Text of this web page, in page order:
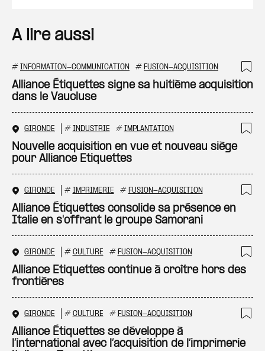
A lire aussi
# INFORMATION-COMMUNICATION # FUSION-ACQUISITION
Alliance Étiquettes signe sa huitième acquisition
dans le Vaucluse
GIRONDE # INDUSTRIE # IMPLANTATION
Nouvelle acquisition en vue et nouveau siège
pour Alliance Etiquettes
GIRONDE # IMPRIMERIE # FUSION-ACQUISITION
Alliance Étiquettes consolide sa présence en
Italie en s'offrant le groupe Samorani
GIRONDE # CULTURE # FUSION-ACQUISITION
Alliance Etiquettes continue à croître hors des
frontières
GIRONDE # CULTURE # FUSION-ACQUISITION
Alliance Étiquettes se développe à
l’international avec l’acquisition de l’imprimerie